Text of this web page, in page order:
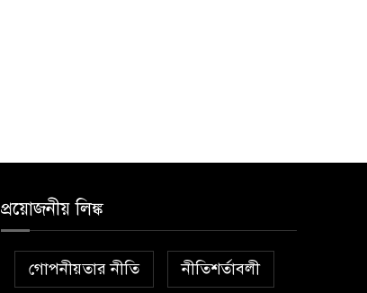
প্রয়োজনীয় লিঙ্ক
গোপনীয়তার নীতি নীতিশর্তাবলী